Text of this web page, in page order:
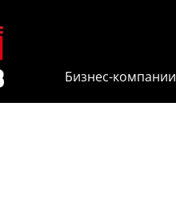
Бизнес-компании